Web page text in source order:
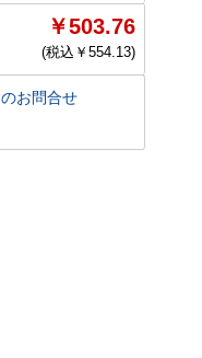
￥503.76
(税込￥ 554.13)
お問合せ